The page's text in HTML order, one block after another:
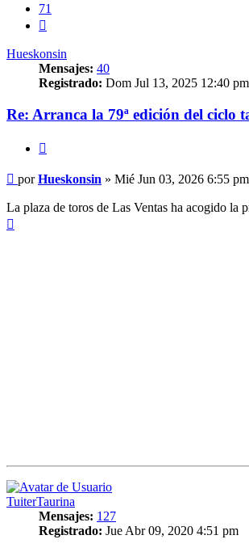
71
Hueskonsin
Mensajes: 40
Registrado: Dom Jul 13, 2025 12:40 pm
Re: Arranca la 79ª edición del ciclo
Mensaje
porHueskonsin » Mié Jun 03, 2026 6:55 pm
La plaza de toros de Las Ventas ha acogido la
TuiterTaurina
Mensajes: 127
Registrado: Jue Abr 09, 2020 4:51 pm